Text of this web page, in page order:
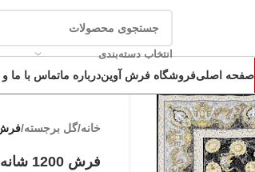
انتخاب دسته‌بندی
صفحه اصلیفروشگاه فرش آویندرباره ماتماس با ما
خانه/گل برجسته/فرش 1200 شانه
فرش 1200 شانه ماریا سرمه‌ای